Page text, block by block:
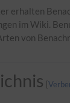
erhalten
im Wiki.
von